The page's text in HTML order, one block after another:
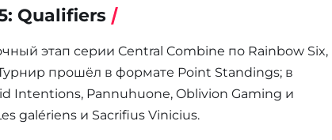
Qualifiers
этап серии Central Combine по Rainbow Six,
прошёл в формате Point Standings; в
Intentions, Pannuhuone, Oblivion Gaming и
galériens и Sacrifius Vinicius.